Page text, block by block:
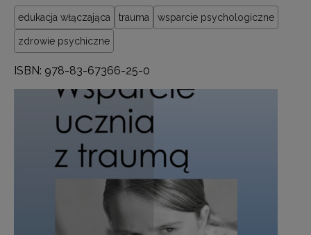
edukacja włączająca trauma wsparcie psychologiczne
zdrowie psychiczne
ISBN: 978-83-67366-25-0